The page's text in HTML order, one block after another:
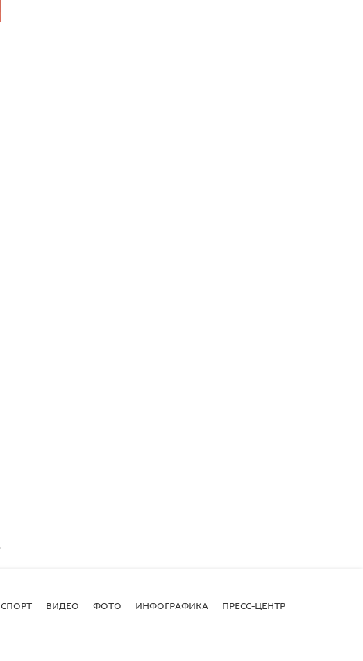
СПОРТ ВИДЕО ФОТО ИНФОГРАФИКА ПРЕСС-ЦЕНТР